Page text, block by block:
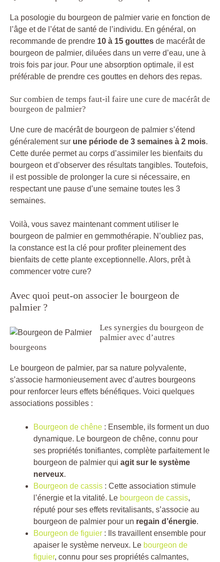
La posologie du bourgeon de palmier varie en fonction de
l’âge et de l’état de santé de l’individu. En général, on
recommande de prendre 10 à 15 gouttes de macérât de
bourgeon de palmier, diluées dans un verre d’eau, une à
trois fois par jour. Pour une absorption optimale, il est
préférable de prendre ces gouttes en dehors des repas.
Sur combien de temps faut-il faire une cure de macérât de
bourgeon de palmier?
Une cure de macérât de bourgeon de palmier s’étend
généralement sur une période de 3 semaines à 2 mois.
Cette durée permet au corps d’assimiler les bienfaits du
bourgeon et d’observer des résultats tangibles. Toutefois,
il est possible de prolonger la cure si nécessaire, en
respectant une pause d’une semaine toutes les 3
semaines.
Voilà, vous savez maintenant comment utiliser le
bourgeon de palmier en gemmothérapie. N’oubliez pas,
la constance est la clé pour profiter pleinement des
bienfaits de cette plante exceptionnelle. Alors, prêt à
commencer votre cure?
Avec quoi peut-on associer le bourgeon de
palmier ?
Les synergies du bourgeon de
palmier avec d’autres
bourgeons
Le bourgeon de palmier, par sa nature polyvalente,
s’associe harmonieusement avec d’autres bourgeons
pour renforcer leurs effets bénéfiques. Voici quelques
associations possibles :
Bourgeon de chêne : Ensemble, ils forment un duo
dynamique. Le bourgeon de chêne, connu pour
ses propriétés tonifiantes, complète parfaitement le
bourgeon de palmier qui agit sur le système
nerveux.
Bourgeon de cassis : Cette association stimule
l’énergie et la vitalité. Le bourgeon de cassis,
réputé pour ses effets revitalisants, s’associe au
bourgeon de palmier pour un regain d’énergie.
Bourgeon de figuier : Ils travaillent ensemble pour
apaiser le système nerveux. Le bourgeon de
figuier, connu pour ses propriétés calmantes,